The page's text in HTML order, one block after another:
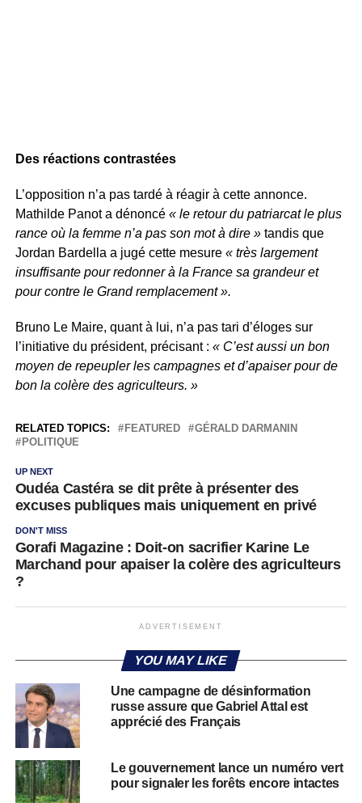
Des réactions contrastées
L’opposition n’a pas tardé à réagir à cette annonce.
Mathilde Panot a dénoncé « le retour du patriarcat le plus
rance où la femme n’a pas son mot à dire » tandis que
Jordan Bardella a jugé cette mesure « très largement
insuffisante pour redonner à la France sa grandeur et
pour contre le Grand remplacement ».
Bruno Le Maire, quant à lui, n’a pas tari d’éloges sur
l’initiative du président, précisant : « C’est aussi un bon
moyen de repeupler les campagnes et d’apaiser pour de
bon la colère des agriculteurs. »
RELATED TOPICS: FEATURED
GÉRALD DARMANIN
POLITIQUE
UP NEXT
Oudéa Castéra se dit prête à présenter des
excuses publiques mais uniquement en privé
DON'T MISS
Gorafi Magazine : Doit-on sacrifier Karine Le
Marchand pour apaiser la colère des agriculteurs
?
ADVERTISEMENT
YOU MAY LIKE
Une campagne de désinformation
russe assure que Gabriel Attal est
apprécié des Français
Le gouvernement lance un numéro vert
pour signaler les forêts encore intactes